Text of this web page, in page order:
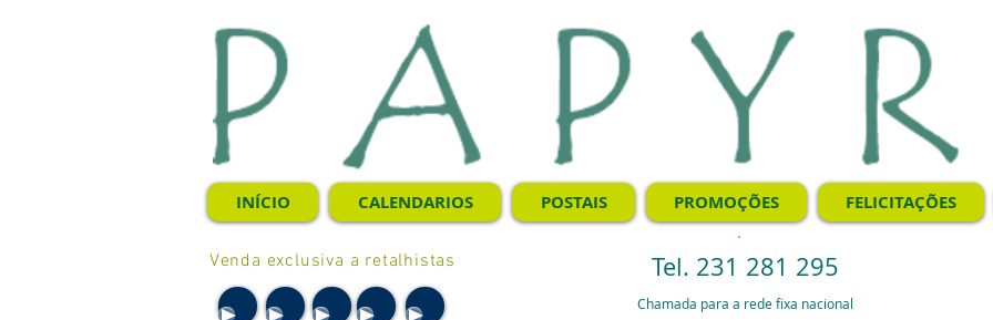
INÍCIO CALENDARIOS POSTAIS PROMOÇÕES FELICITAÇÕES
.
Venda exclusiva a retalhistas Tel. 231 281 295
Chamada para a rede fixa nacional